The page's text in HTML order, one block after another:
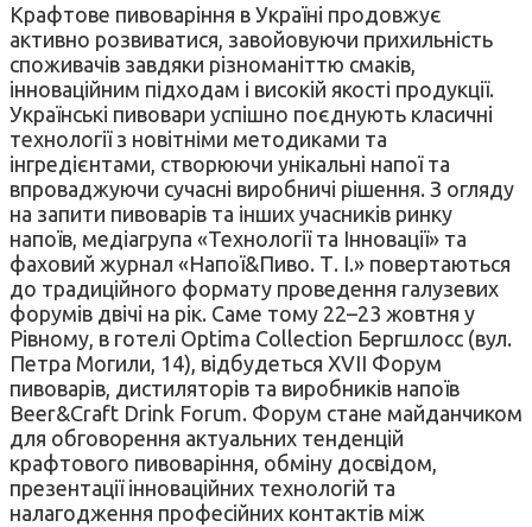
Крафтове пивоваріння в Україні продовжує
активно розвиватися, завойовуючи прихильність
споживачів завдяки різноманіттю смаків,
інноваційним підходам і високій якості продукції.
Українські пивовари успішно поєднують класичні
технології з новітніми методиками та
інгредієнтами, створюючи унікальні напої та
впроваджуючи сучасні виробничі рішення. З огляду
на запити пивоварів та інших учасників ринку
напоїв, медіагрупа «Технології та Інновації» та
фаховий журнал «Напої&Пиво. Т. І.» повертаються
до традиційного формату проведення галузевих
форумів двічі на рік. Саме тому 22–23 жовтня у
Рівному, в готелі Optima Collection Бергшлосс (вул.
Петра Могили, 14), відбудеться XVII Форум
пивоварів, дистиляторів та виробників напоїв
Beer&Craft Drink Forum. Форум стане майданчиком
для обговорення актуальних тенденцій
крафтового пивоваріння, обміну досвідом,
презентації інноваційних технологій та
налагодження професійних контактів між